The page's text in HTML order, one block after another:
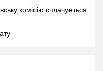
комісію сплачуеться